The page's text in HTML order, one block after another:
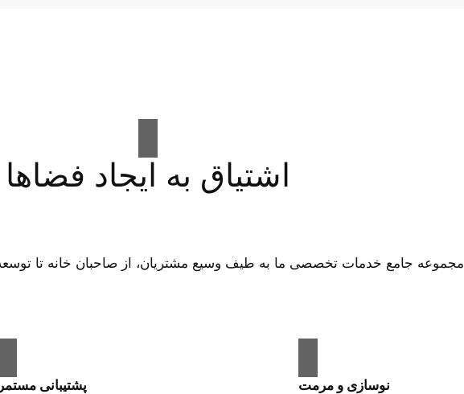
اشتیاق به ایجاد فضاها
مجموعه جامع خدمات تخصصی ما به طیف وسیع مشتریان، از صاحبان خانه تا
نوسازی و مرمت
پشتیبانی مستمر